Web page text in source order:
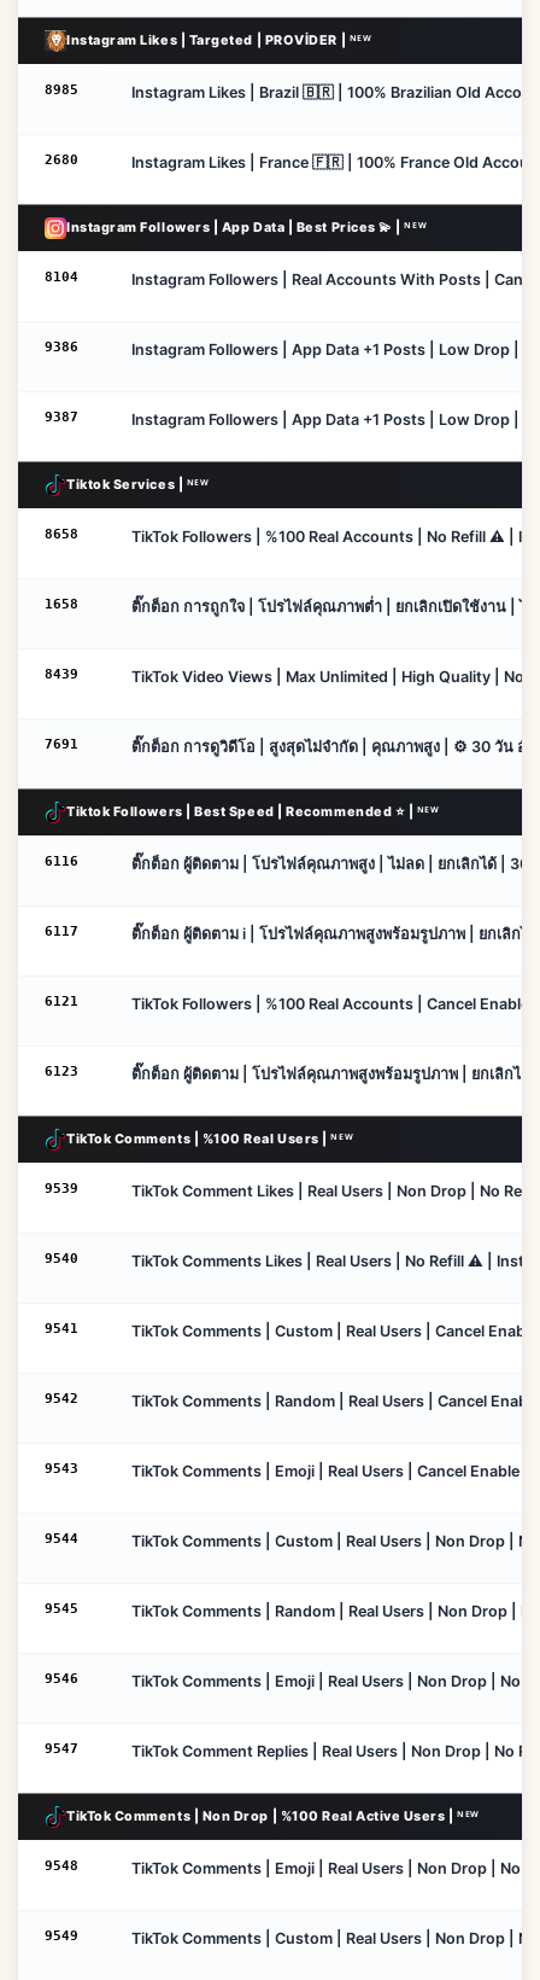
Instagram Likes | Targeted | PROVİDER | ᴺᴱᵂ
8985 Instagram Likes | Brazil 🇧🇷 | 100% Brazilian Old
2680 Instagram Likes | France 🇫🇷 | 100% France Old
Instagram Followers | App Data | Best Prices 💫 | ᴺᴱᵂ
8104 Instagram Followers | Real Accounts With Posts |
9386 Instagram Followers | App Data +1 Posts | Low Drop |
9387 Instagram Followers | App Data +1 Posts | Low Drop |
Tiktok Services | ᴺᴱᵂ
8658 TikTok Followers | %100 Real Accounts | No Refill ⚠️ |
1658 ติ๊กต็อก การถูกใจ | โปรไฟล์คุณภาพต่ำ | ยกเลิกเปิดใช้งาน | ไ
8439 TikTok Video Views | Max Unlimited | High Quality | No
7691 ติ๊กต็อก การดูวิดีโอ | สูงสุดไม่จำกัด | คุณภาพสูง | ⚙️ 30 วัน อั
Tiktok Followers | Best Speed | Recommended ⭐ | ᴺᴱᵂ
6116 ติ๊กต็อก ผู้ติดตาม | โปรไฟล์คุณภาพสูง | ไม่ลด | ยกเลิกได้ | 30
6117 ติ๊กต็อก ผู้ติดตาม i | โปรไฟล์คุณภาพสูงพร้อมรูปภาพ | ยกเลิก
6121 TikTok Followers | %100 Real Accounts | Cancel
6123 ติ๊กต็อก ผู้ติดตาม | โปรไฟล์คุณภาพสูงพร้อมรูปภาพ | ยกเลิกไ
TikTok Comments | %100 Real Users | ᴺᴱᵂ
9539 TikTok Comment Likes | Real Users | Non Drop | No
9540 TikTok Comments Likes | Real Users | No Refill ⚠️ |
9541 TikTok Comments | Custom | Real Users | Cancel
9542 TikTok Comments | Random | Real Users | Cancel
9543 TikTok Comments | Emoji | Real Users | Cancel Enable
9544 TikTok Comments | Custom | Real Users | Non Drop |
9545 TikTok Comments | Random | Real Users | Non Drop |
9546 TikTok Comments | Emoji | Real Users | Non Drop | No
9547 TikTok Comment Replies | Real Users | Non Drop | No
TikTok Comments | Non Drop | %100 Real Active Users | ᴺᴱᵂ
9548 TikTok Comments | Emoji | Real Users | Non Drop | No
9549 TikTok Comments | Custom | Real Users | Non Drop |